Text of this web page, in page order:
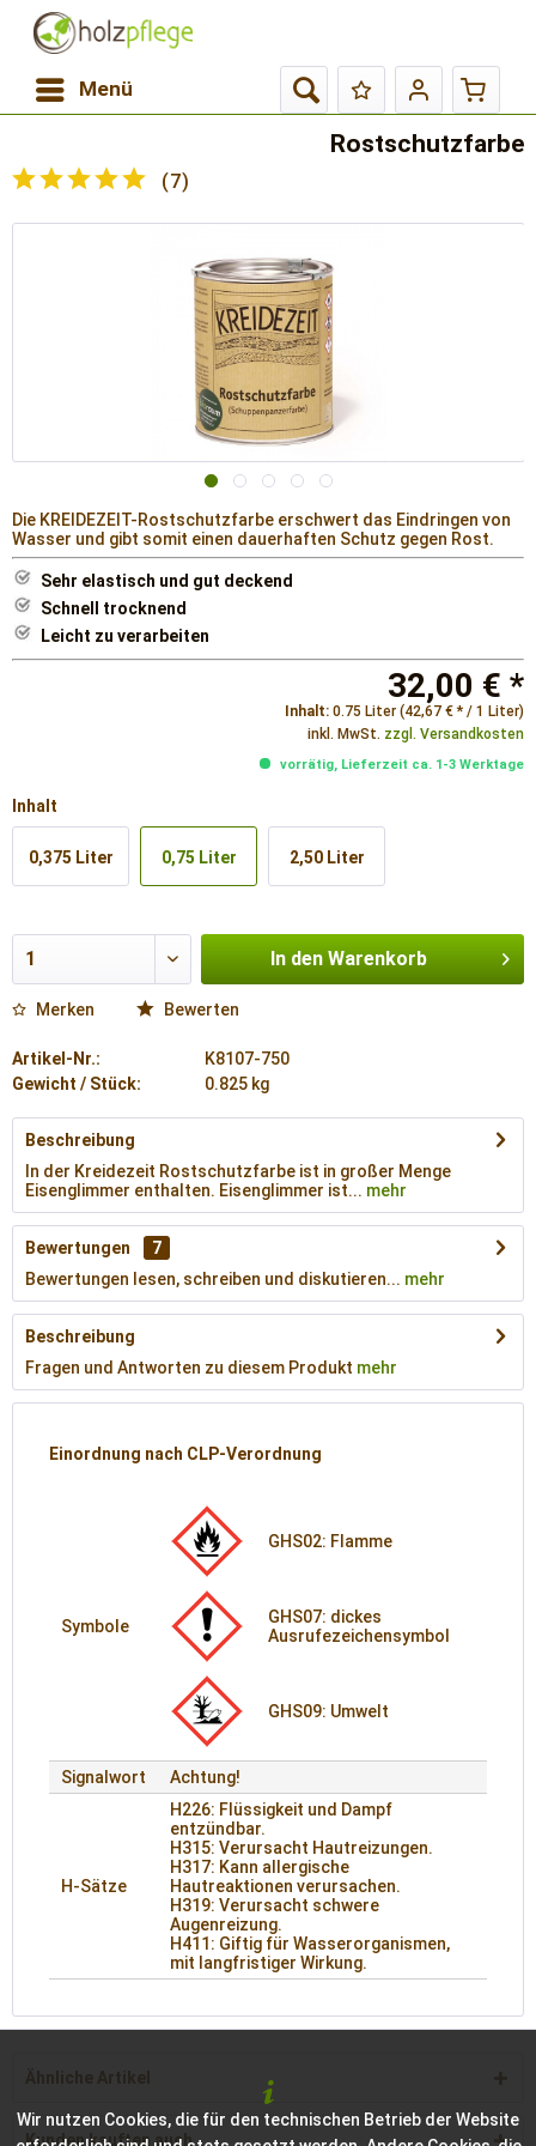
Menü
Rostschutzfarbe
(7)
Die KREIDEZEIT-Rostschutzfarbe erschwert das Eindringen von
Wasser und gibt somit einen dauerhaften Schutz gegen Rost.
Sehr elastisch und gut deckend
Schnell trocknend
Leicht zu verarbeiten
32,00 € *
Inhalt: 0.75 Liter (42,67 € * / 1 Liter)
inkl. MwSt. zzgl. Versandkosten
vorrätig, Lieferzeit ca. 1-3 Werktage
Inhalt
0,375 Liter 0,75 Liter 2,50 Liter
In den Warenkorb
Merken Bewerten
Artikel-Nr.:
K8107-750
Gewicht / Stück:
0.825 kg
Beschreibung
In der Kreidezeit Rostschutzfarbe ist in großer Menge
Eisenglimmer enthalten. Eisenglimmer ist... mehr
Bewertungen
7
Bewertungen lesen, schreiben und diskutieren... mehr
Beschreibung
Fragen und Antworten zu diesem Produkt mehr
Einordnung nach CLP-Verordnung
Symbole
GHS02: Flamme
GHS07: dickes
Ausrufezeichensymbol
GHS09: Umwelt
Signalwort Achtung!
H-Sätze
H226: Flüssigkeit und Dampf
entzündbar.
H315: Verursacht Hautreizungen.
H317: Kann allergische
Hautreaktionen verursachen.
H319: Verursacht schwere
Augenreizung.
H411: Giftig für Wasserorganismen,
mit langfristiger Wirkung.
Ähnliche Artikel
Kunden kauften auch
Wir nutzen Cookies, die für den technischen Betrieb der Website